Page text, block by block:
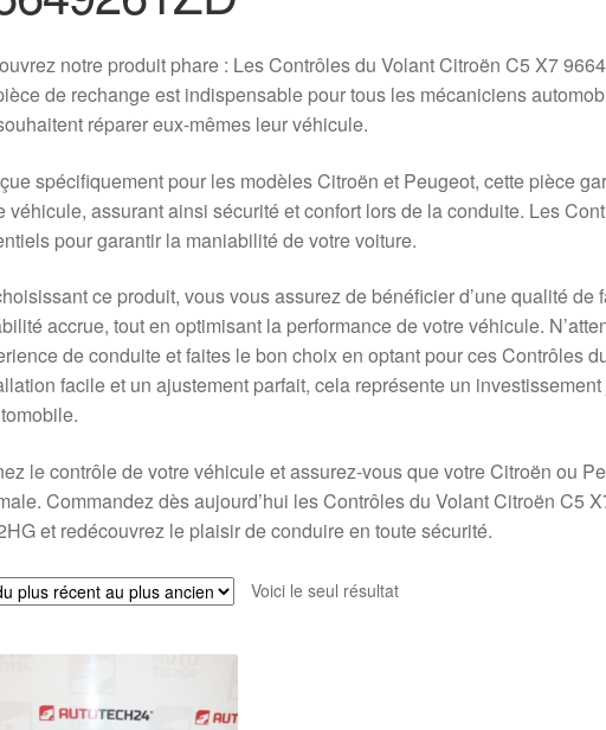
notre produit phare : Les Contrôles du Volant Citroën C5 X7
de rechange est indispensable pour tous les mécaniciens
réparer eux-mêmes leur véhicule.
spécifiquement pour les modèles Citroën et Peugeot, cette pièce
véhicule, assurant ainsi sécurité et confort lors de la conduite. Les
pour garantir la maniabilité de votre voiture.
ce produit, vous vous assurez de bénéficier d’une qualité de
accrue, tout en optimisant la performance de votre véhicule.
de conduite et faites le bon choix en optant pour ces Contrôles
facile et un ajustement parfait, cela représente un
le contrôle de votre véhicule et assurez-vous que votre Citroën ou
Commandez dès aujourd’hui les Contrôles du Volant Citroën C5
et redécouvrez le plaisir de conduire en toute sécurité.
Voici le seul résultat